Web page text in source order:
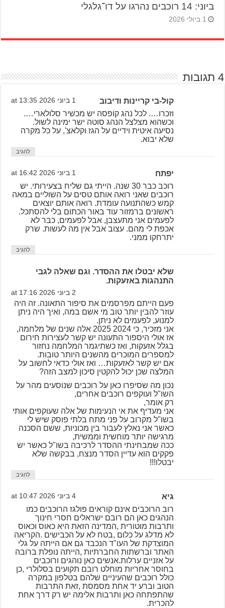
ביוני: 14 רוכבים נהרגו על דו־גלגלי
1 ביולי 2026
4 תגובות
קול-בי קריינות ודיבוב 1 ביוני 2026 at 13:35
וזכרו…. לכל נהג קופסה יש מכשיר סלולארי….
וכשהוא מצלצל הנהג סוטה ישר ימינה לשול.
נסיעה איטית וידיים על הגז וקלאצ', על כל מקרה
שלא יבוא.
להגיב
יפתח 1 ביוני 2026 at 16:42
רוכב כבר 30 שנה. הייתי גם שליח בצעירותי. יש
רוכבים שאני רואה אותם טסים על השוליים במאה
קמש כשהתנועה עומדת. רואה אותם יוצאים
ראשונים ברמזור עוד באור הכתום בלי להסתכל.
לפעמים אני מתעצבן, אבל לפעמים, כבר לא
אכפת לי מהם. עצוב אבל אין מה לעשות. שרק
יתרחקו ממני.
להגיב
שלא יבטלו את ההסדר. וגם שאלה לגבי
התנהגות באזעקות.
2 ביוני 2026 at 17:16
פעם הייתם מפרסמים את סיפור התאונה. זה היה
עוזר להבין יותר טוב מי אשם במה, ואיך היה ניתן
למנוע, לפעמים לא ניתן.
אני מזכיר, כי 2024 2025 אלה שנים של מלחמה,
אז אולי היספור התעונה יש קשר לעצירות חירום
בגלל אזעקות, ואז כשתיגמר המלחמה נחזור
למספרים המוכרים מהשנים היותר טובות.
אם יש קשר לאזעקות… ואז אולי כדאי לחשוב על
המלצה שכן יכול להקטין סיכון למצב הזה?
נכון מה שסיפרו כאן על רוכבים שנוסעים מהר על
השו"ל ועוקפים רוכבים אחרים,
רק אומר,
אני מעדיף את אי הנעימות של אלה שעוקפים אותי
בשו"ל מקרוב על פני מתח בלתי פוסק שיש לי
כאשר אני נאלץ לעבור בין מכוניות, ששם הסכנה
מרגישה יותר מוחשית וממשית,
ככה שמבחינתי ההסדר לרכיבה בשו"ל כאשר יש
פקקים הוא עדיין הסדר מנצח, בבקשה שלא
יבטלו!!!
להגיב
גיא 4 ביוני 2026 at 10:47
רוב הרוכבים אינם קוראים פולגז הרוכבים כמו
הנהגים כאן הם רובם ישראלים חסרי חינוך
ותרבות מוטורית ,המדינה הזאת היא כאוס וכאוס
לא מדלג על כלום ,בטח לא על הכבישים .הקריאה
המוצדקת של העו"ד הנכבד גם אם הייתה על גלי
האתר וברשתות החברתיות ,הייתה נופלת ברובה
על אזניים ערלות.אנשים כאן נוהגים ורוכבים
בחוסר אחריות מוחלט רובם תקועים בסלולרי ,כן
כולל רוכבים שהעיניים שלהם בטלפון במקרה
הטוב וברע יד אחת מסמסת ,זאת התרבות
שהתפתחה כאן ותרבות אלימה יש רק דרך אחת
להכרית.